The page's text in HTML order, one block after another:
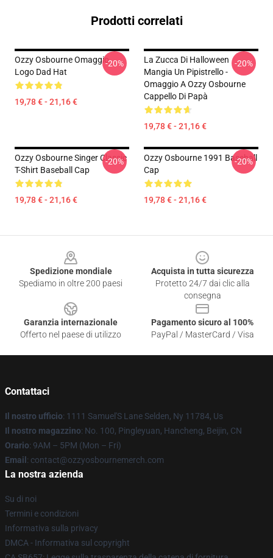
Prodotti correlati
Ozzy Osbourne Omaggio
Logo Dad Hat
19,78 € - 21,16 €
-20%
La Zucca Di Halloween
Mangia Un Pipistrello -
Omaggio A Ozzy Osbourne
Cappello Di Papà
19,78 € - 21,16 €
-20%
Ozzy Osbourne Singer Classic
T-Shirt Baseball Cap
19,78 € - 21,16 €
-20%
Ozzy Osbourne 1991 Baseball
Cap
19,78 € - 21,16 €
-20%
Spedizione mondiale
Spediamo in oltre 200 paesi
Acquista in tutta sicurezza
Protetto 24/7 dai clic alla
consegna
Garanzia internazionale
Offerto nel paese di utilizzo
Pagamento sicuro al 100%
PayPal / MasterCard / Visa
Contattaci
Il nostro ufficio: 1111 Samuel'S Lane Selden, Ny 11784, Us
Il nostro magazzino: No. 100, Pingleyuan, Hancheng, Beijin, CN
Orario: 9AM – 5PM (Mon – Fri)
Email : contact@ozzyosbournemerch.com
La nostra azienda
Su di noi
Termini e condizioni
Informativa sulla privacy
DMCA - Informativa sul copyright